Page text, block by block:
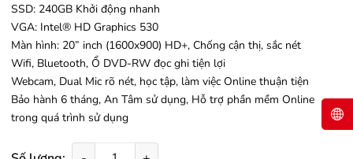
SSD: 240GB Khởi động nhanh
VGA: Intel® HD Graphics 530
Màn hình: 20” inch (1600x900) HD+, Chống cận thị, sắc nét
Wifi, Bluetooth, Ổ DVD-RW đọc ghi tiện lợi
Webcam, Dual Mic rõ nét, học tập, làm việc Online thuận tiện
Bảo hành 6 tháng, An Tâm sử dụng, Hỗ trợ phần mềm Online
trong quá trình sử dụng